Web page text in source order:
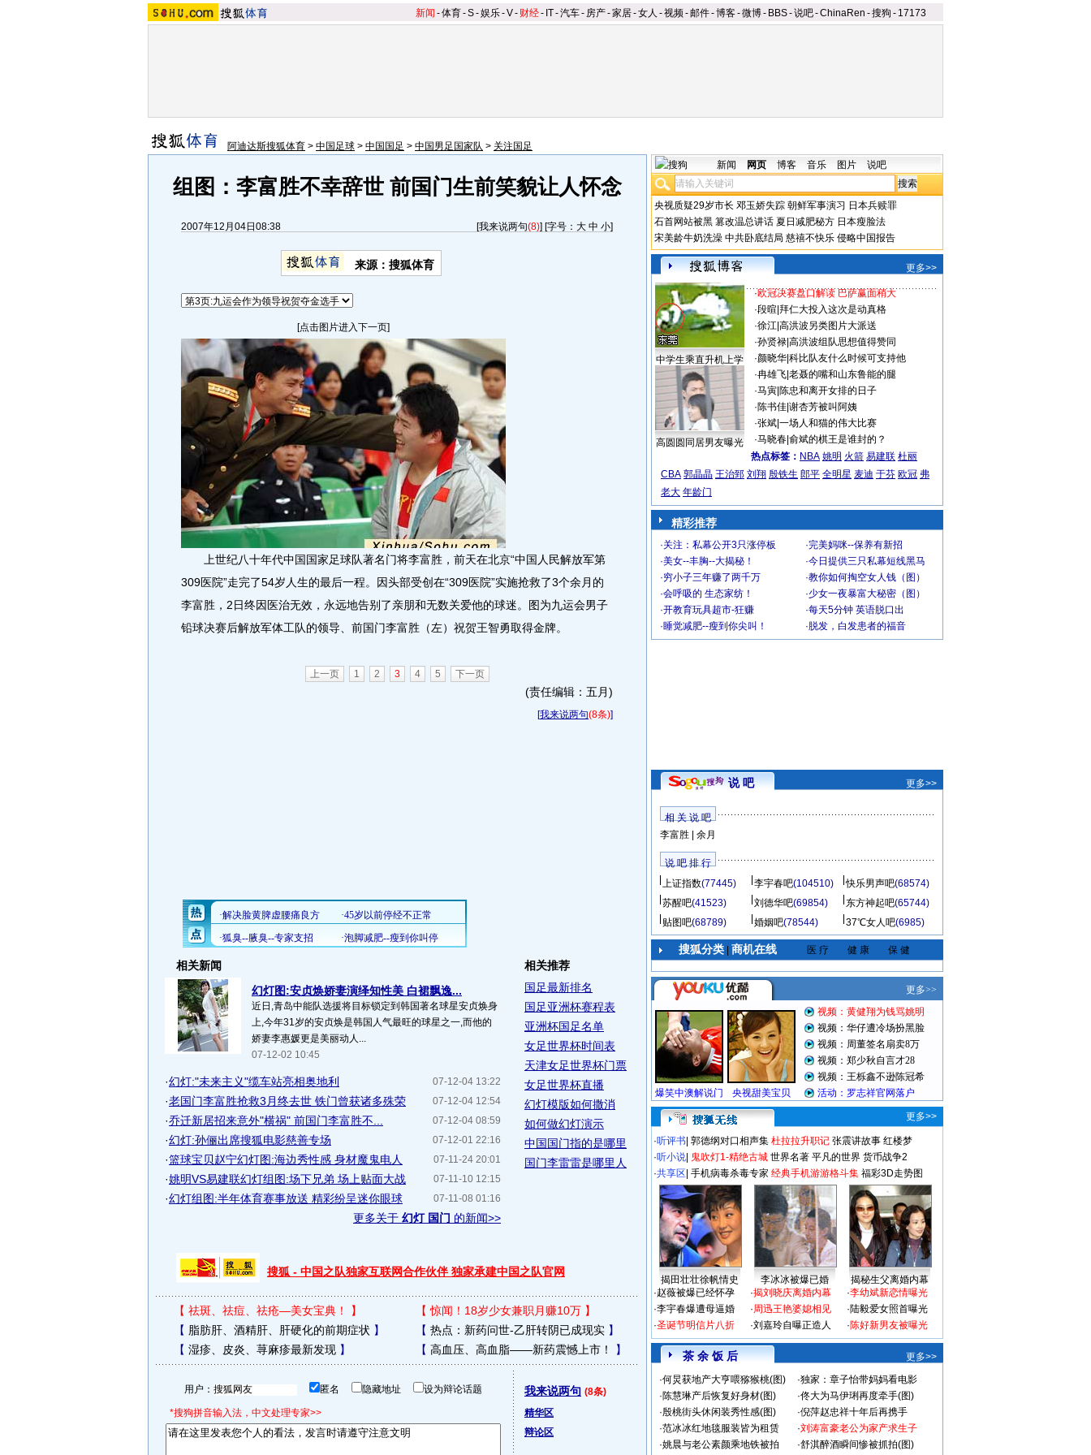
新闻 -体育-S-娱乐-V- 财经- IT-汽车- 房产-家居-女人 -视频-邮件-博客-微博- BBS-说吧-ChinaRen -搜狗 - 17173
阿迪达斯搜狐体育 > 中国足球 > 中国国足 > 中国男足国家队 > 关注国足
组图：李富胜不幸辞世 前国门生前笑貌让人怀念
2007年12月04日08:38 [我来说两句(8)] [字号： 大 中 小]
来源：搜狐体育
[点击图片进入下一页]
上世纪八十年代中国国家足球队著名门将李富胜，前天在北京“中国人民解放军第
309医院”走完了54岁人生的最后一程。因头部受创在“309医院”实施抢救了3个余月的
李富胜，2日终因医治无效，永远地告别了亲朋和无数关爱他的球迷。图为九运会男子
铅球决赛后解放军体工队的领导、前国门李富胜（左）祝贺王智勇取得金牌。
上一页 1 2 3 4 5 下一页
(责任编辑：五月)
[我来说两句(8条)]
相关新闻
幻灯图:安贞焕娇妻演绎知性美 白裙飘逸...
近日,青岛中能队选援将目标锁定到韩国著名球星安贞焕身
上,今年31岁的安贞焕是韩国人气最旺的球星之一,而他的
娇妻李惠媛更是美丽动人...
07-12-02 10:45
07-12-04 13:22
·幻灯:"未来主义"缆车站亮相奥地利
07-12-04 12:54
·老国门李富胜抢救3月终去世 铁门曾获诸多殊荣
07-12-04 08:59
·乔迁新居招来意外"横祸" 前国门李富胜不...
07-12-01 22:16
·幻灯:孙俪出席搜狐电影慈善专场
07-11-24 20:01
·篮球宝贝赵宁幻灯图:海边秀性感 身材魔鬼电人
07-11-10 12:15
·姚明VS易建联幻灯组图:场下兄弟 场上贴面大战
07-11-08 01:16
·幻灯组图:半年体育赛事放送 精彩纷呈迷你眼球
更多关于 幻灯 国门 的新闻>>
相关推荐
国足最新排名
国足亚洲杯赛程表
亚洲杯国足名单
女足世界杯时间表
天津女足世界杯门票
女足世界杯直播
幻灯模版如何撒消
如何做幻灯演示
中国国门指的是哪里
国门李雷雷是哪里人
搜狐 - 中国之队独家互联网合作伙伴 独家承建中国之队官网
【 祛斑、祛痘、祛疮—美女宝典！ 】 【惊闻！18岁少女兼职月赚10万】
【 脂肪肝、酒精肝、肝硬化的前期症状 】 【 热点：新药问世-乙肝转阴已成现实】
【 湿疹、皮炎、荨麻疹最新发现】 【 高血压、高血脂——新药震憾上市！ 】
用户： 匿名 隐藏地址 设为辩论话题
*搜狗拼音输入法，中文处理专家>>
我来说两句 (8条)
精华区
辩论区
新闻 网页 博客 音乐 图片 说吧
央视质疑29岁市长 邓玉娇失踪 朝鲜军事演习 日本兵赎罪
石首网站被黑 篡改温总讲话 夏日减肥秘方 日本瘦脸法
宋美龄牛奶洗澡 中共卧底结局 慈禧不快乐 侵略中国报告
更多>>
中学生乘直升机上学
高圆圆同居男友曝光
·欧冠决赛盘口解读 巴萨赢面稍大
·段暄 拜仁大投入这次是动真格
·徐江| 高洪波另类图片大派送
·孙贤禄| 高洪波组队思想值得赞同
·颜晓华| 科比队友什么时候可支持他
·冉雄飞| 老聂的嘴和山东鲁能的腿
·马寅| 陈忠和离开女排的日子
·陈书佳| 谢杏芳被叫阿姨
·张斌| 一场人和猫的伟大比赛
·马晓春| 俞斌的棋王是谁封的？
热点标签： NBA 姚明 火箭 易建联 杜丽
CBA 郭晶晶 王治郅 刘翔 殷铁生 郎平 全明星 麦迪 于芬 欧冠 弗
老大 年龄门
精彩推荐
·关注：私幕公开3只涨停板 ·完美妈咪--保养有新招
·美女--丰胸--大揭秘！ ·今日提供三只私幕短线黑马
·穷小子三年赚了两千万 ·教你如何掏空女人钱（图）
·会呼吸的 生态家纺！ ·少女一夜暴富大秘密（图）
·开教育玩具超市-狂赚 ·每天5分钟 英语脱口出
·睡觉减肥--瘦到你尖叫！ · 脱发，白发患者的福音
说 吧 更多>>
相 关 说 吧
李富胜| 余月
说 吧 排 行
上证指数(77445) 李宇春吧(104510) 快乐男声吧(68574)
苏醒吧(41523) 刘德华吧(69854) 东方神起吧(65744)
贴图吧(68789) 婚姻吧(78544) 37℃女人吧(6985)
搜狐分类| 商机在线 医 疗 健 康 保 健
更多>>
·听评书 郭德纲对口相声集 杜拉拉升职记 张震讲故事 红楼梦
·听小说 鬼吹灯1-精绝古城 世界名著 平凡的世界 货币战争2
·共享区 手机病毒杀毒专家 经典手机游游格斗集 福彩3D走势图
揭田壮壮徐帆情史 李冰冰被爆已婚
揭秘生父离婚内幕
·赵薇被爆已经怀孕
·李宇春爆遭母逼婚
·圣诞节明信片八折
·揭刘晓庆离婚内幕
·周迅王艳婆媳相见
·刘嘉玲自曝正造人
·李幼斌新恋情曝光
·陆毅爱女照首曝光
·陈好新男友被曝光
茶 余 饭 后
更多>>
·何炅获地产大亨喂猕猴桃(图) ·独家：章子怡带妈妈看电影
·陈慧琳产后恢复好身材(图) ·佟大为马伊琍再度牵手(图)
·殷桃街头休闲装秀性感(图) ·倪萍赵忠祥十年后再携手
·范冰冰红地毯服装皆为租赁 ·刘涛富豪老公为家产求生子
·姚晨与老公素颜乘地铁被拍 ·舒淇醉酒瞬间惨被抓拍(图)